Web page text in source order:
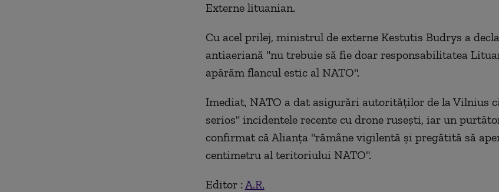
Externe lituanian.
Cu acel prilej, ministrul de externe Kestutis Budrys a
antiaeriană "nu trebuie să fie doar responsabilitatea
apărăm flancul estic al NATO".
Imediat, NATO a dat asigurări autorităţilor de la Vilnius
serios" incidentele recente cu drone ruseşti, iar un
confirmat că Alianţa "rămâne vigilentă şi pregătită să
centimetru al teritoriului NATO".
Editor : A.R.